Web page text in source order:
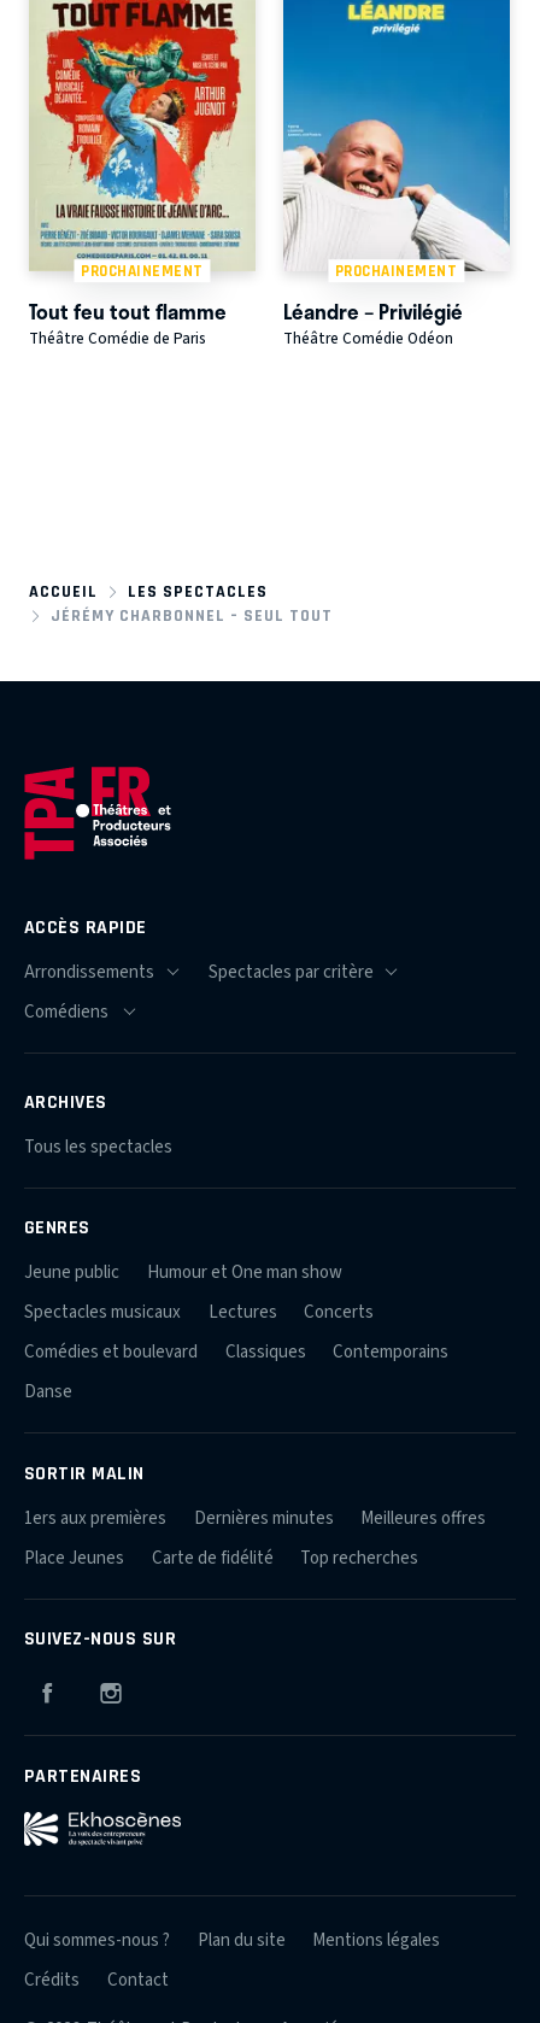
PROCHAINEMENT
Tout feu tout flamme
Théâtre Comédie de Paris
PROCHAINEMENT
Léandre – Privilégié
Théâtre Comédie Odéon
ACCUEIL
LES SPECTACLES
JÉRÉMY CHARBONNEL – SEUL TOUT
ACCÈS RAPIDE
ARCHIVES
Tous les spectacles
GENRES
Jeune public
Humour et One man show
Spectacles musicaux
Lectures
Concerts
Comédies et boulevard
Classiques
Contemporains
Danse
SORTIR MALIN
1ers aux premières Dernières minutes
Meilleures offres
Place Jeunes
Carte de fidélité Top recherches
SUIVEZ-NOUS SUR
Facebook
PARTENAIRES
Qui sommes-nous ? Plan du site
Mentions légales
Crédits
Contact